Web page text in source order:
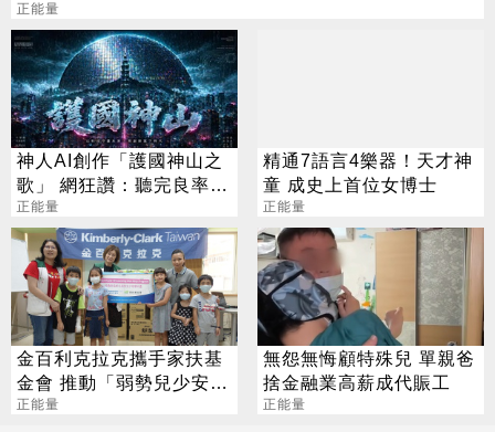
正能量
神人AI創作「護國神山之
歌」 網狂讚：聽完良率都
上升了
正能量
精通7語言4樂器！天才神
童 成史上首位女博士
正能量
金百利克拉克攜手家扶基
金會 推動「弱勢兒少安學
計畫」
正能量
無怨無悔顧特殊兒 單親爸
捨金融業高薪成代賑工
正能量